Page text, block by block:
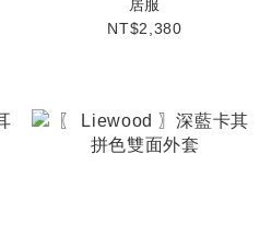
居服
NT$2,380